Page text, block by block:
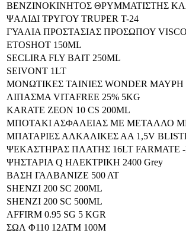
ΒΕΝΖΙΝΟΚΙΝΗΤΟΣ ΘΡΥΜΜΑΤΙΣΤΗΣ
ΨΑΛΙΔΙ ΤΡΥΓΟΥ TRUPER T-24
ΓΥΑΛΙΑ ΠΡΟΣΤΑΣΙΑΣ ΠΡΟΣΩΠΟΥ
ETOSHOT 150ML
SECLIRA FLY BAIT 250ML
SEIVONT 1LT
ΜΟΝΩΤΙΚΕΣ ΤΑΙΝΙΕΣ WONDER ΜΑΥΡΗ
ΛΙΠΑΣΜΑ VITAFREE 25% 5KG
KARATE ZEON 10 CS 200ML
ΜΠΟΤΑΚΙ ΑΣΦΑΛΕΙΑΣ ΜΕ ΜΕΤΑΛΛΟ
ΜΠΑΤΑΡΙΕΣ ΑΛΚΑΛΙΚΕΣ ΑΑ 1,5V
ΨΕΚΑΣΤΗΡΑΣ ΠΛΑΤΗΣ 16LT FARMATE -
ΨΗΣΤΑΡΙΑ Q ΗΛΕΚΤΡΙΚΗ 2400 Grey
ΒΑΣΗ ΓΑΛΒΑΝΙΖΕ 500 ΛΤ
SHENZI 200 SC 200ML
SHENZI 200 SC 500ML
AFFIRM 0.95 SG 5 KGR
ΣΩΛ Φ110 12ΑΤΜ 100Μ